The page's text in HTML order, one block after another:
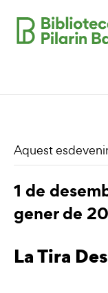
Aquest
1 de
gener de
La Tira